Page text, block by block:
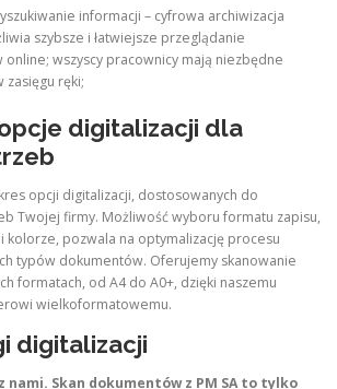
informacji – cyfrowa archiwizacja
szybsze i łatwiejsze przeglądanie
wszyscy pracownicy mają niezbędne
zasięgu ręki;
digitalizacji dla
opcji digitalizacji, dostosowanych do
Twojej firmy. Możliwość wyboru formatu zapisu,
kolorze, pozwala na optymalizację procesu
typów dokumentów. Oferujemy skanowanie
formatach, od A4 do A0+, dzięki naszemu
wielkoformatowemu.
digitalizacji
nami. Skan dokumentów z PM SA to tylko